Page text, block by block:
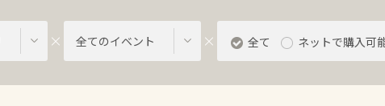
全てのイベント 全て ネットで購入可